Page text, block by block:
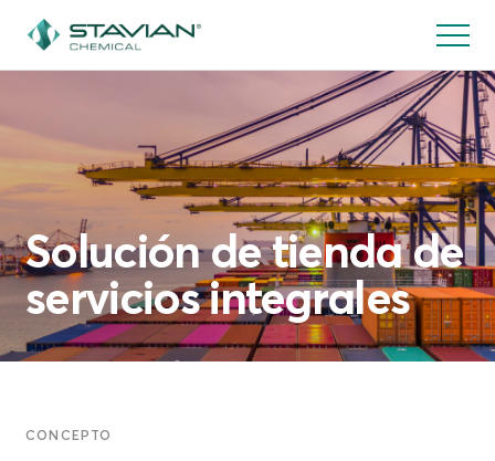
Pasar
contenido
Solución de tienda de
servicios integrales
CONCEPTO